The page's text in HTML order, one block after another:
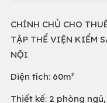
CHÍNH CHỦ CHO
TẬP THỂ VIỆN KIỂM
NỘI
Diện tích: 60m²
Thiết kế: 2 phòng